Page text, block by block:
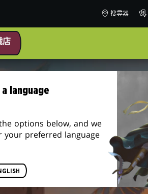
搜尋器
店
language
options below, and we
your preferred language